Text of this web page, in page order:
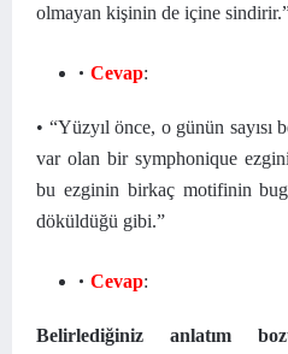
olmayan kişinin de içine
Cevap:
• “Yüzyıl önce, o günün
var olan bir symphonique
bu ezginin birkaç motifinin
döküldüğü gibi.”
Cevap:
Belirlediğiniz anlatım